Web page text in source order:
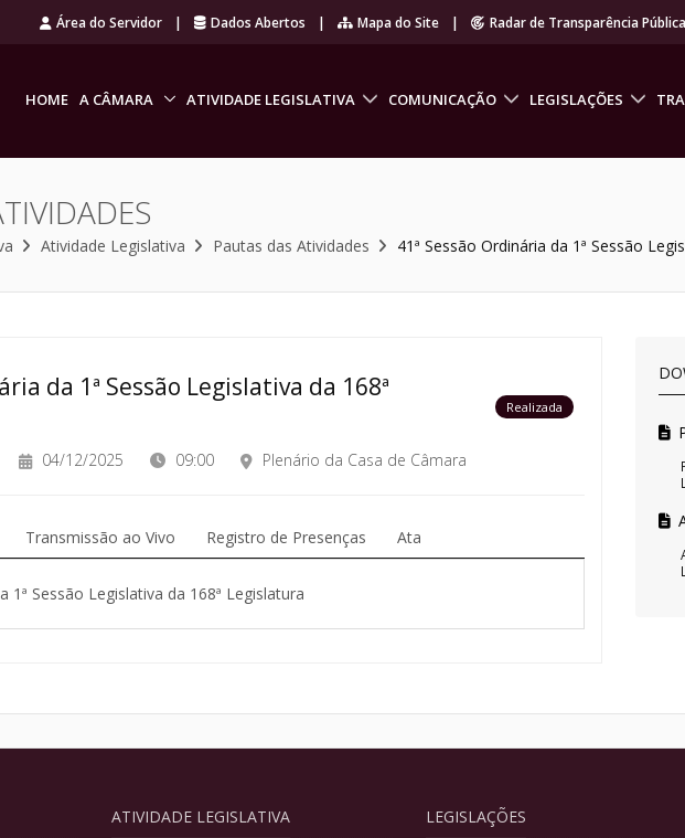
Área do Servidor | Dados Abertos | Mapa do Site | Radar de Transparência Pública
HOME A CÂMARA ATIVIDADE LEGISLATIVA COMUNICAÇÃO LEGISLAÇÕES
Atividade Legislativa Pautas das Atividades 41ª Sessão Ordinária da 1ª Sessão
da 1ª Sessão Legislativa da 168ª
Realizada
04/12/2025 09:00 Plenário da Casa de Câmara
Transmissão ao Vivo Registro de Presenças Ata
1ª Sessão Legislativa da 168ª Legislatura
ATIVIDADE LEGISLATIVA LEGISLAÇÕES